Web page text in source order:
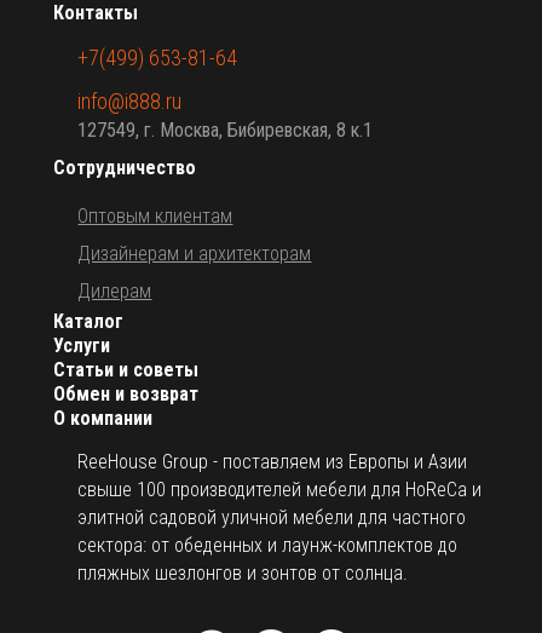
О компании
ReeHouse Group - поставляем из Европы и Азии
свыше 100 производителей мебели для HoReCa и
элитной садовой уличной мебели для частного
сектора: от обеденных и лаунж-комплектов до
пляжных шезлонгов и зонтов от солнца.
Каталог
Услуги
Статьи и советы
Обмен и возврат
Сотрудничество
Оптовым клиентам
Дизайнерам и архитекторам
Дилерам
Контакты
+7(499) 653-81-64
info@i888.ru
127549, г. Москва, Бибиревская, 8 к.1